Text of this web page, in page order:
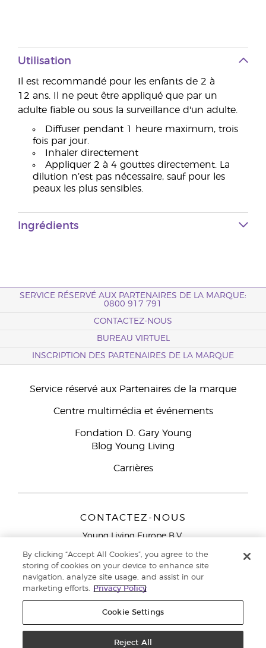
Utilisation
Il est recommandé pour les enfants de 2 à
12 ans. Il ne peut être appliqué que par un
adulte fiable ou sous la surveillance d'un adulte.
Diffuser pendant 1 heure maximum, trois
fois par jour.
Inhaler directement
Appliquer 2 à 4 gouttes directement. La
dilution n’est pas nécessaire, sauf pour les
peaux les plus sensibles.
Ingrédients
SERVICE RÉSERVÉ AUX PARTENAIRES DE LA MARQUE:
0800 917 791
CONTACTEZ-NOUS
BUREAU VIRTUEL
INSCRIPTION DES PARTENAIRES DE LA MARQUE
Service réservé aux Partenaires de la marque
Centre multimédia et événements
Fondation D. Gary Young
Blog Young Living
Carrières
CONTACTEZ-NOUS
Young Living Europe B.V.
9727 AJ Groningen
Service réservé aux Partenaires de la marque
791
Politique de confidentialité
By clicking “Accept All Cookies”, you agree to the
storing of cookies on your device to enhance site
navigation, analyze site usage, and assist in our
marketing efforts.
Privacy Policy
Cookie Settings
Reject All